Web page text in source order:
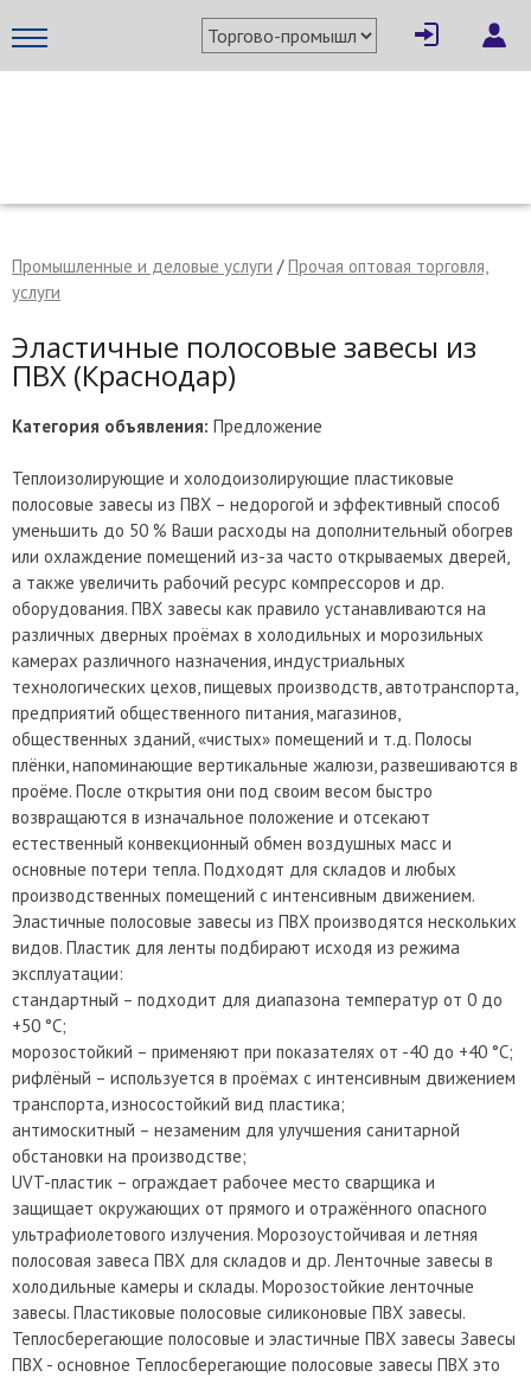
Промышленные и деловые услуги /Прочая оптовая торговля,
услуги
Эластичные полосовые завесы из
ПВХ (Краснодар)
Категория объявления: Предложение
Теплоизолирующие и холодоизолирующие пластиковые
полосовые завесы из ПВХ – недорогой и эффективный способ
уменьшить до 50 % Ваши расходы на дополнительный обогрев
или охлаждение помещений из-за часто открываемых дверей,
а также увеличить рабочий ресурс компрессоров и др.
оборудования. ПВХ завесы как правило устанавливаются на
различных дверных проёмах в холодильных и морозильных
камерах различного назначения, индустриальных
технологических цехов, пищевых производств, автотранспорта,
предприятий общественного питания, магазинов,
общественных зданий, «чистых» помещений и т.д. Полосы
плёнки, напоминающие вертикальные жалюзи, развешиваются в
проёме. После открытия они под своим весом быстро
возвращаются в изначальное положение и отсекают
естественный конвекционный обмен воздушных масс и
основные потери тепла. Подходят для складов и любых
производственных помещений с интенсивным движением.
Эластичные полосовые завесы из ПВХ производятся нескольких
видов. Пластик для ленты подбирают исходя из режима
эксплуатации:
стандартный – подходит для диапазона температур от 0 до
+50 °С;
морозостойкий – применяют при показателях от -40 до +40 °С;
рифлёный – используется в проёмах с интенсивным движением
транспорта, износостойкий вид пластика;
антимоскитный – незаменим для улучшения санитарной
обстановки на производстве;
UVT-пластик – ограждает рабочее место сварщика и
защищает окружающих от прямого и отражённого опасного
ультрафиолетового излучения. Морозоустойчивая и летняя
полосовая завеса ПВХ для складов и др. Ленточные завесы в
холодильные камеры и склады. Морозостойкие ленточные
завесы. Пластиковые полосовые силиконовые ПВХ завесы.
Теплосберегающие полосовые и эластичные ПВХ завесы Завесы
ПВХ - основное Теплосберегающие полосовые завесы ПВХ это
× Написать поставщику
Отмена Отправить сообщение